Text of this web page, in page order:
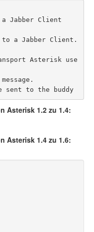
a Jabber Client
to a Jabber Client.
sent to the buddy
Asterisk 1.2 zu 1.4:
Asterisk 1.4 zu 1.6: